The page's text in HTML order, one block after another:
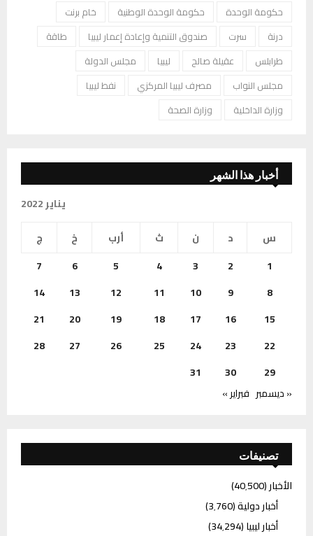
حكومة الوحدة
حكومة الوحدة الوطنية
خام برنت
درنة
سرت صندوق التنمية وإعادة إعمار ليبيا
طاقة
طرابلس
عقيلة صالح ليبيا
مجلس الدولة
مجلس النواب
مصرف ليبيا المركزي
نفط ليبيا
وزارة الداخلية
وزارة الصحة
أخبار هذا الشهر
يناير 2022
س
د ن ث أرب خ
ج
1
2
3
4
5
6
7
8
9
10
11
12
13
14
15
16
17
18
19
20
21
22
23
24
25
26
27
28
29
30
31
« ديسمبر فبراير »
تصنيفات
الأخبار(40٬500)
أخبار دولية(3٬760)
أخبار ليبيا(34٬294)